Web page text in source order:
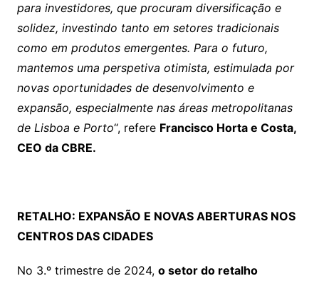
para investidores, que procuram diversificação e
solidez, investindo tanto em setores tradicionais
como em produtos emergentes. Para o futuro,
mantemos uma perspetiva otimista, estimulada por
novas oportunidades de desenvolvimento e
expansão, especialmente nas áreas metropolitanas
de Lisboa e Porto“, refere Francisco Horta e Costa,
CEO da CBRE.
RETALHO: EXPANSÃO E NOVAS ABERTURAS NOS
CENTROS DAS CIDADES
No 3.º trimestre de 2024, o setor do retalho